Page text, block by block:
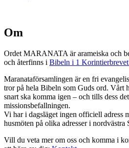
Om
Ordet MARANATA är arameiska och
och återfinns i Bibeln i 1
Maranataförsamlingen är en fri
tror på hela Bibeln som Guds ord. Vårt
snart ska komma igen – och tills dess
missionsbefallningen.
Vi har i dagsläget ingen officiell adress
husmöten på olika adresser i nordvästra
Vill du veta mer om oss och komma i